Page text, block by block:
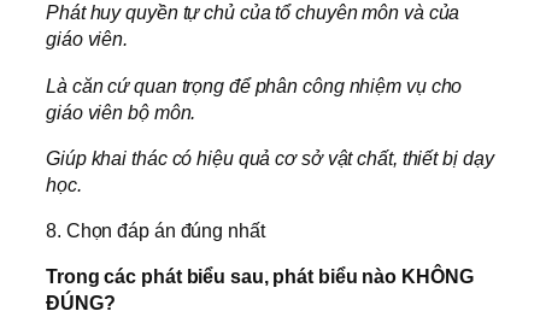
Phát huy quyền tự chủ của tổ chuyên môn và của
giáo viên.
Là căn cứ quan trọng để phân công nhiệm vụ cho
giáo viên bộ môn.
Giúp khai thác có hiệu quả cơ sở vật chất, thiết bị dạy
học.
8. Chọn đáp án đúng nhất
Trong các phát biểu sau, phát biểu nào KHÔNG
ĐÚNG?